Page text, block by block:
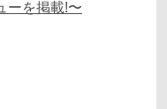
ーを掲載!〜